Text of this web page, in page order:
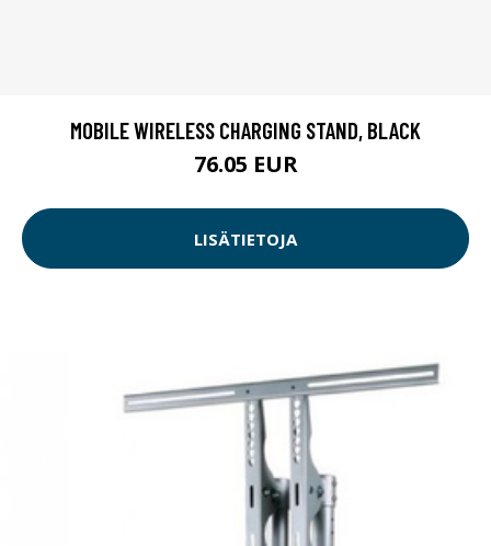
MOBILE WIRELESS CHARGING STAND, BLACK
76.05 EUR
LISÄTIETOJA